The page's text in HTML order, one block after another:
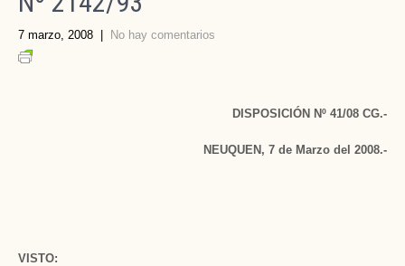
7 marzo, 2008 No hay comentarios
DISPOSICIÓN Nº 41/08 CG.-
NEUQUEN, 7 de Marzo del 2008.-
VISTO: